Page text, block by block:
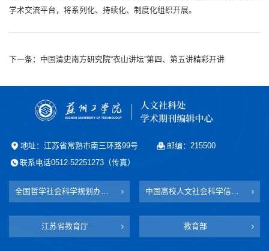
学术交流平台，将系列化、持续化、制度化组织开展。
下一条：中国清史南方研究院“衣山讲坛”第四、第五讲精彩开讲
地址：江苏省常熟市南三环路99号
邮编：215500
联系电话0512-52251273（传真）
全国哲学社会科学规划办公室 中国高校人文社会科学信息网
江苏省教育厅 教育部